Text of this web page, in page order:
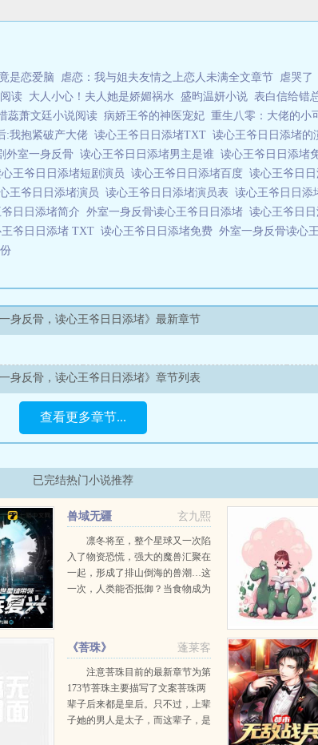
是恋爱脑 虐恋：我与姐夫友情之上恋人未满全文章节 虐哭了
读 大人小心！夫人她是娇媚祸水 盛昀温妍小说 表白信给错
蕊萧文廷小说阅读 病娇王爷的神医宠妃 重生八零：大佬的小
:我抱紧破产大佬 读心王爷日日添堵TXT 读心王爷日日添堵的
外室一身反骨 读心王爷日日添堵男主是谁 读心王爷日日添堵
王爷日日添堵短剧演员 读心王爷日日添堵百度 读心王爷日
王爷日日添堵演员 读心王爷日日添堵演员表 读心王爷日日添
日日添堵简介 外室一身反骨读心王爷日日添堵 读心王爷日
爷日日添堵 TXT 读心王爷日日添堵免费 外室一身反骨读心
一身反骨，读心王爷日日添堵》最新章节
一身反骨，读心王爷日日添堵》章节列表
查看更多章节...
已完结热门小说推荐
玄九熙
兽域无疆
凛冬将至，整个星球又一次陷
入了物资恐慌，强大的魔兽汇聚在
一起，形成了排山倒海的兽潮…这
一次，人类能否抵御？当食物成为
蓬莱客
《菩珠》
注意菩珠目前的最新章节为第
173节菩珠主要描写了文案菩珠两
辈子后来都是皇后。只不过，上辈
子她的男人是太子，而这辈子，是